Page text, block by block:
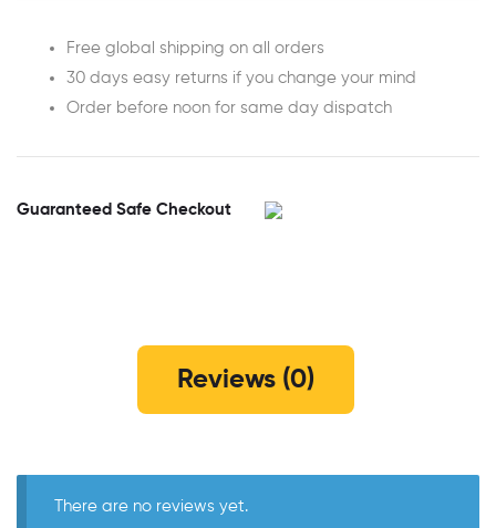
Free global shipping on all orders
30 days easy returns if you change your mind
Order before noon for same day dispatch
Guaranteed Safe Checkout
Reviews (0)
There are no reviews yet.